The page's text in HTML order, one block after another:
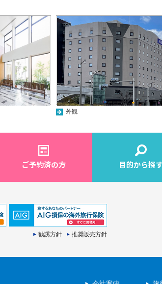
外観
ご予約済の方 目的から探
勧誘方針 推奨販売方針